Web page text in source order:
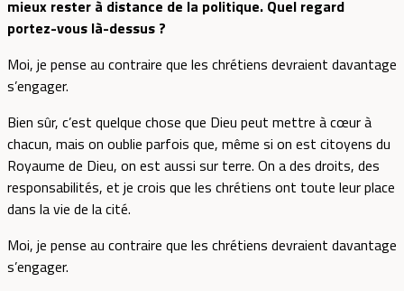
mieux rester à distance de la politique. Quel regard
portez-vous là-dessus ?
Moi, je pense au contraire que les chrétiens devraient davantage
s’engager.
Bien sûr, c’est quelque chose que Dieu peut mettre à cœur à
chacun, mais on oublie parfois que, même si on est citoyens du
Royaume de Dieu, on est aussi sur terre. On a des droits, des
responsabilités, et je crois que les chrétiens ont toute leur place
dans la vie de la cité.
Moi, je pense au contraire que les chrétiens devraient davantage
s’engager.